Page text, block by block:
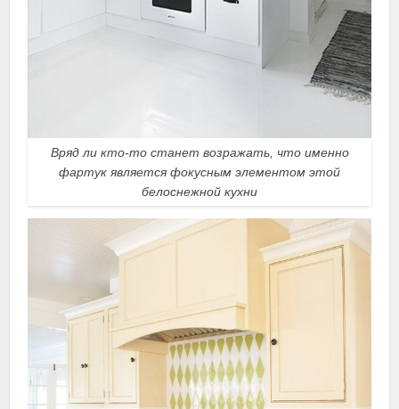
Вряд ли кто-то станет возражать, что именно
фартук является фокусным элементом этой
белоснежной кухни